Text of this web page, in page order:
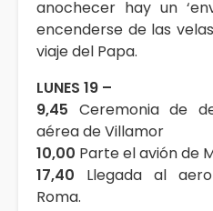
anochecer hay un
encenderse de las
viaje del Papa.
LUNES 19 –
9,45 Ceremonia de
aérea de Villamor
10,00 Parte el avión de
17,40 Llegada al
Roma.